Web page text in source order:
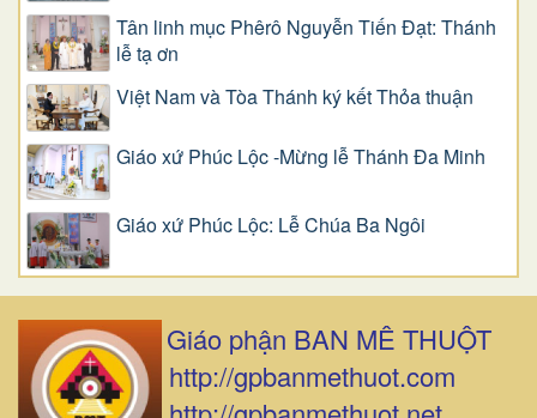
Tân linh mục Phêrô Nguyễn Tiến Đạt: Thánh
lễ tạ ơn
Việt Nam và Tòa Thánh ký kết Thỏa thuận
Giáo xứ Phúc Lộc -Mừng lễ Thánh Đa Minh
Giáo xứ Phúc Lộc: Lễ Chúa Ba Ngôi
Giáo phận BAN MÊ THUỘT
http://gpbanmethuot.com